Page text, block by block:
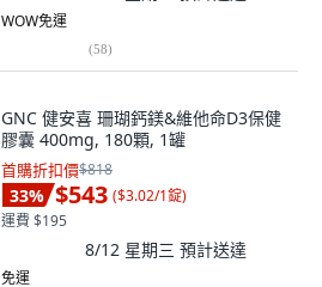
WOW免運
(58)
GNC 健安喜 珊瑚鈣鎂&維他命D3保健
膠囊 400mg, 180顆, 1罐
首購折扣價$818
33% $543 ($3.02/1錠)
運費 $195
8/12 星期三 預計送達
免運